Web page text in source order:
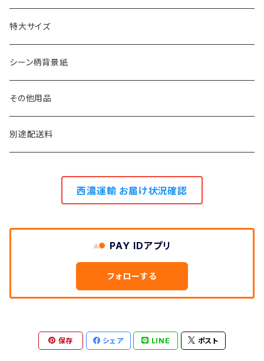
1.75m幅・1.8m幅
1.3m幅
0.9m幅
23m巻き
11m巻き
5.5m巻き
2.7m巻き
特大サイズ
シーン柄背景紙
その他用品
別途配送料
西濃運輸 お届け状況確認
PAY IDアプリ
フォローする
保存 シェア LINE ポスト